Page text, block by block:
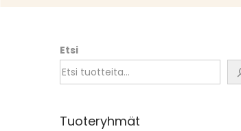
Etsi
Tuoteryhmät